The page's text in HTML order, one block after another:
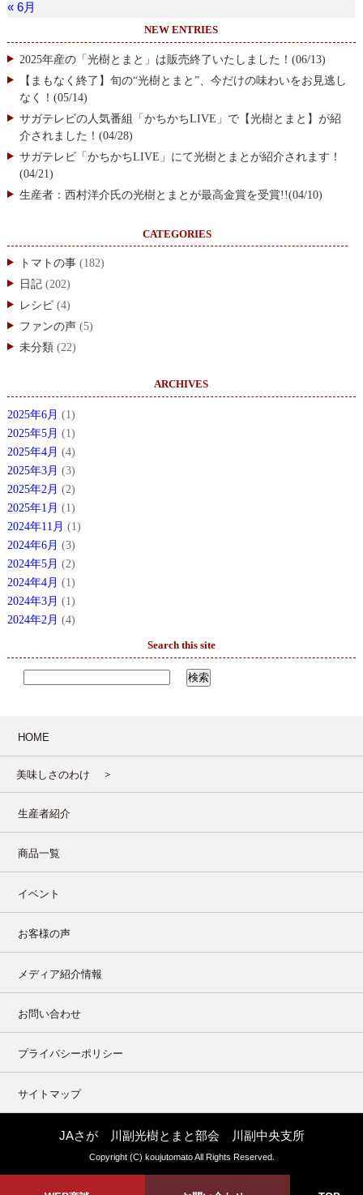
« 6月
NEW ENTRIES
2025年産の「光樹とまと」は販売終了いたしました！(06/13)
【まもなく終了】旬の“光樹とまと”、今だけの味わいをお見逃し
なく！(05/14)
サガテレビの人気番組「かちかちLIVE」で【光樹とまと】が紹
介されました！(04/28)
サガテレビ「かちかちLIVE」にて光樹とまとが紹介されます！
(04/21)
生産者：西村洋介氏の光樹とまとが最高金賞を受賞!!(04/10)
CATEGORIES
トマトの事(182)
日記(202)
レシピ(4)
ファンの声(5)
未分類 (22)
ARCHIVES
2025年6月 (1)
2025年5月 (1)
2025年4月 (4)
2025年3月 (3)
2025年2月 (2)
2025年1月 (1)
2024年11月 (1)
2024年6月 (3)
2024年5月 (2)
2024年4月 (1)
2024年3月 (1)
2024年2月 (4)
Search this site
HOME
美味しさのわけ
生産者紹介
商品一覧
イベント
お客様の声
メディア紹介情報
お問い合わせ
プライバシーポリシー
サイトマップ
JAさが 川副光樹とまと部会 川副中央支所
Copyright (C) koujutomato All Rights Reserved.